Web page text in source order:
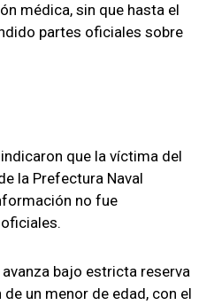
médica, sin que hasta el
partes oficiales sobre
que la víctima del
la Prefectura Naval
no fue
bajo estricta reserva
un menor de edad, con el